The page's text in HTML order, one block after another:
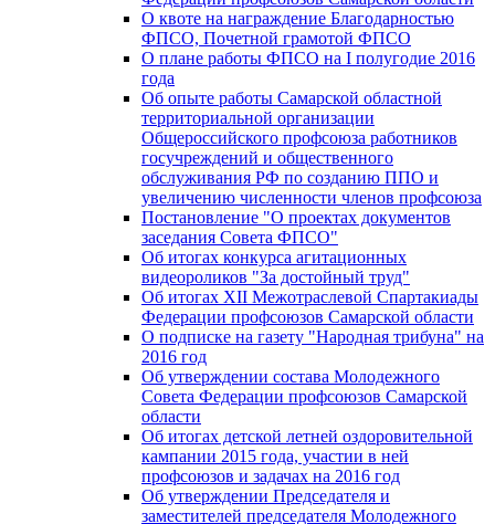
О квоте на награждение Благодарностью
ФПСО, Почетной грамотой ФПСО
О плане работы ФПСО на I полугодие 2016
года
Об опыте работы Самарской областной
территориальной организации
Общероссийского профсоюза работников
госучреждений и общественного
обслуживания РФ по созданию ППО и
увеличению численности членов профсоюза
Постановление "О проектах документов
заседания Совета ФПСО"
Об итогах конкурса агитационных
видеороликов "За достойный труд"
Об итогах XII Межотраслевой Спартакиады
Федерации профсоюзов Самарской области
О подписке на газету "Народная трибуна" на
2016 год
Об утверждении состава Молодежного
Совета Федерации профсоюзов Самарской
области
Об итогах детской летней оздоровительной
кампании 2015 года, участии в ней
профсоюзов и задачах на 2016 год
Об утверждении Председателя и
заместителей председателя Молодежного